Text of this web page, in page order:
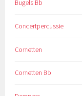
Bugels Bb
Concertpercussie
Cornetten
Cornetten Bb